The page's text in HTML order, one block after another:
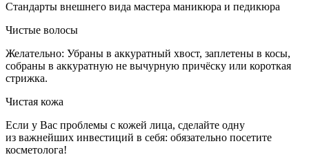
Стандарты внешнего вида мастера маникюра и педикюра
Чистые волосы
Желательно: Убраны в аккуратный хвост, заплетены в косы,
собраны в аккуратную не вычурную причёску или короткая
стрижка.
Чистая кожа
Если у Вас проблемы с кожей лица, сделайте одну
из важнейших инвестиций в себя: обязательно посетите
косметолога!